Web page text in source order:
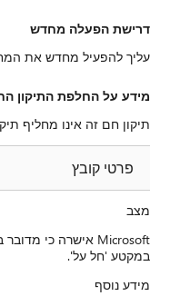
דרישת הפעלה מחדש
עליך להפעיל מחדש את
מידע על החלפת התיקון
תיקון חם זה אינו מחליף
פרטי קובץ
מצב
במקטע 'חל על'.
מידע נוסף